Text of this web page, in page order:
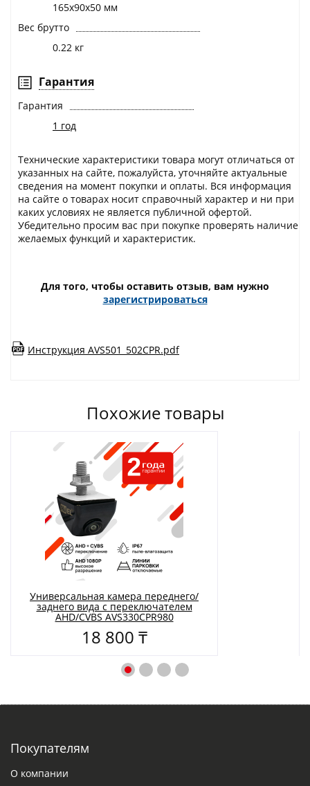
165х90х50 мм
Вес брутто
0.22 кг
Гарантия
Гарантия
1 год
Технические характеристики товара могут отличаться от
указанных на сайте, пожалуйста, уточняйте актуальные
сведения на момент покупки и оплаты. Вся информация
на сайте о товарах носит справочный характер и ни при
каких условиях не является публичной офертой.
Убедительно просим вас при покупке проверять наличие
желаемых функций и характеристик.
Для того, чтобы оставить отзыв, вам нужно
зарегистрироваться
Инструкция AVS501_502CPR.pdf
Похожие товары
Универсальная камера переднего/
заднего вида с переключателем
AHD/CVBS AVS330CPR980
18 800 ₸
Покупателям
О компании